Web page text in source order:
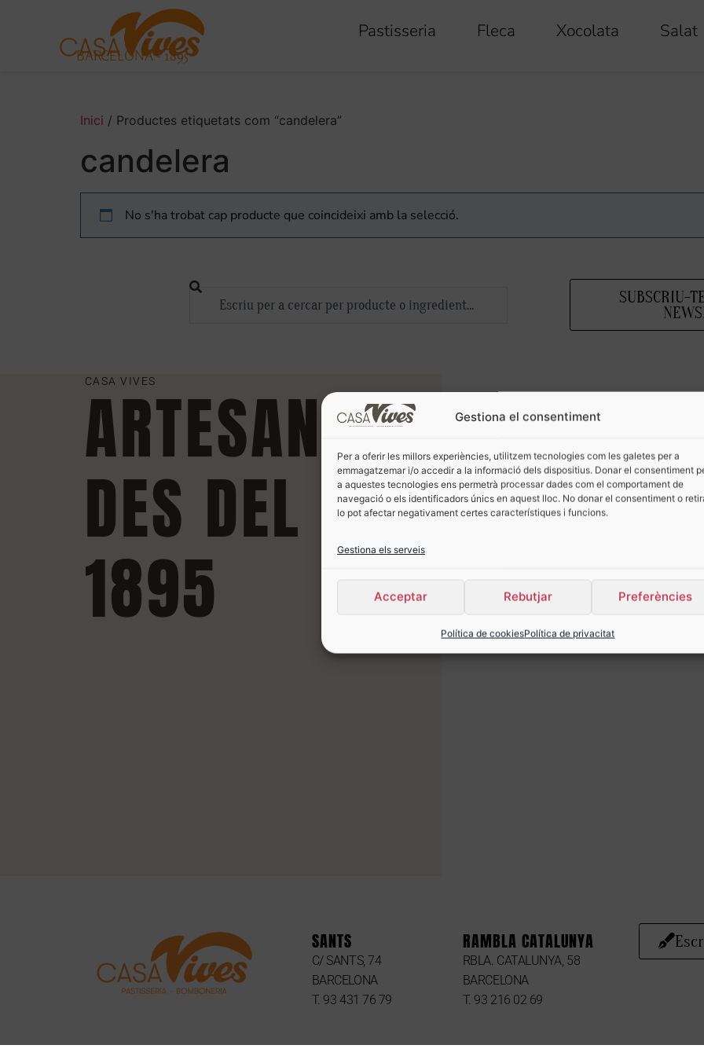
Gestiona el consentiment
Per a oferir les millors experiències, utilitzem tecnologies com les galetes per a
emmagatzemar i/o accedir a la informació dels dispositius. Donar el consentiment
a aquestes tecnologies ens permetrà processar dades com el comportament de
navegació o els identificadors únics en aquest lloc. No donar el consentiment o
lo pot afectar negativament certes característiques i funcions.
Gestiona els serveis
Acceptar Rebutjar Preferències
Política de cookiesPolítica de privacitat
BARCELONA - 1895
Pastisseria Fleca Xocolata Salat
Inici / Productes etiquetats com “candelera”
candelera
No s'ha trobat cap producte que coincideixi amb la selecció.
SUBSCRIU-
CASA VIVES
ARTESANS
DES DEL
1895
SANTS
C/ SANTS, 74
BARCELONA
T. 93 431 76 79
RAMBLA CATALUNYA
RBLA. CATALUNYA, 58
BARCELONA
T. 93 216 02 69